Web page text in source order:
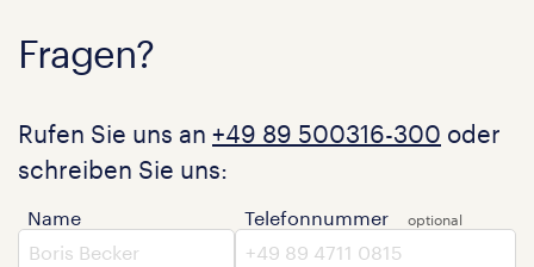
Fragen?
Rufen Sie uns an +49 89 500316-300 oder
schreiben Sie uns:
Name Telefonnummer